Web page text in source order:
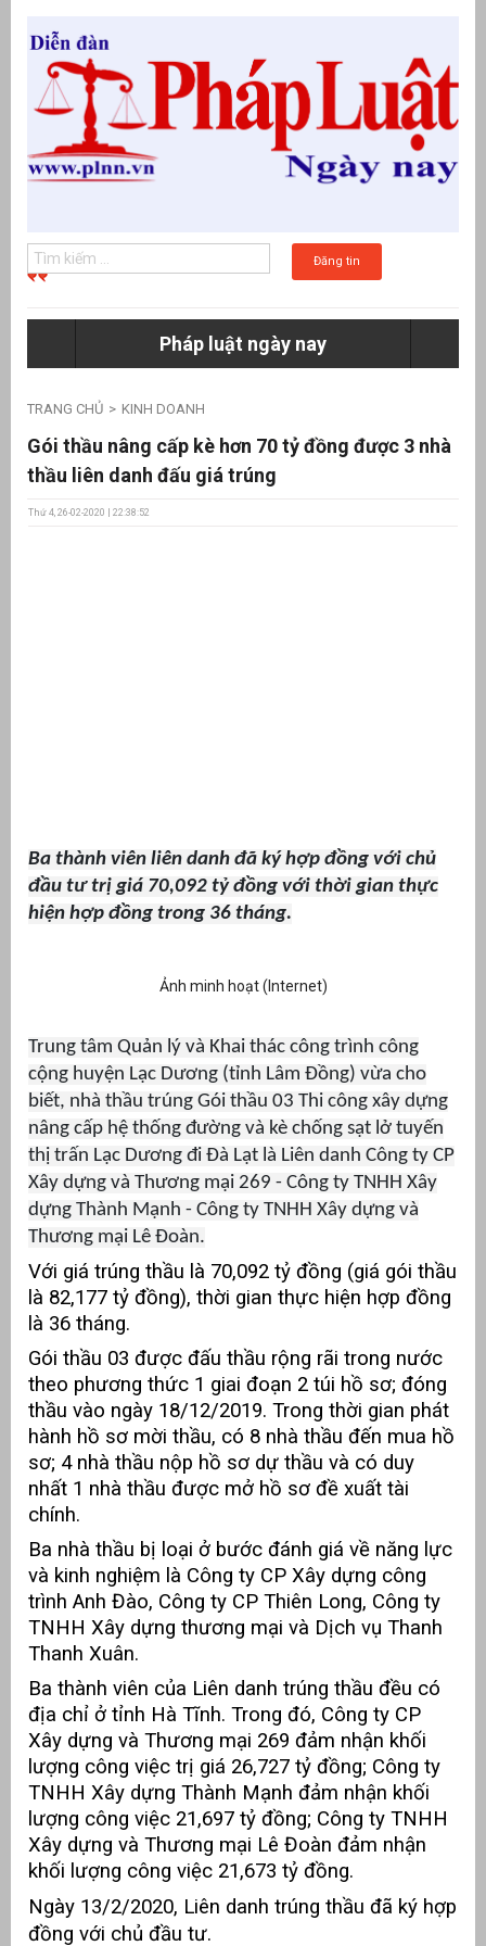
Đăng tin
Pháp luật ngày nay
TRANG CHỦ KINH DOANH
Gói thầu nâng cấp kè hơn 70 tỷ đồng được 3 nhà
thầu liên danh đấu giá trúng
Thứ 4, 26-02-2020 | 22:38:52
Ba thành viên liên danh đã ký hợp đồng với chủ
đầu tư trị giá 70,092 tỷ đồng với thời gian thực
hiện hợp đồng trong 36 tháng.
Ảnh minh hoạt (Internet)
Trung tâm Quản lý và Khai thác công trình công
cộng huyện Lạc Dương (tỉnh Lâm Đồng) vừa cho
biết, nhà thầu trúng Gói thầu 03 Thi công xây dựng
nâng cấp hệ thống đường và kè chống sạt lở tuyến
thị trấn Lạc Dương đi Đà Lạt là Liên danh Công ty CP
Xây dựng và Thương mại 269 - Công ty TNHH Xây
dựng Thành Mạnh - Công ty TNHH Xây dựng và
Thương mại Lê Đoàn.
Với giá trúng thầu là 70,092 tỷ đồng (giá gói thầu
là 82,177 tỷ đồng), thời gian thực hiện hợp đồng
là 36 tháng.
Gói thầu 03 được đấu thầu rộng rãi trong nước
theo phương thức 1 giai đoạn 2 túi hồ sơ; đóng
thầu vào ngày 18/12/2019. Trong thời gian phát
hành hồ sơ mời thầu, có 8 nhà thầu đến mua hồ
sơ; 4 nhà thầu nộp hồ sơ dự thầu và có duy
nhất 1 nhà thầu được mở hồ sơ đề xuất tài
chính.
Ba nhà thầu bị loại ở bước đánh giá về năng lực
và kinh nghiệm là Công ty CP Xây dựng công
trình Anh Đào, Công ty CP Thiên Long, Công ty
TNHH Xây dựng thương mại và Dịch vụ Thanh
Thanh Xuân.
Ba thành viên của Liên danh trúng thầu đều có
địa chỉ ở tỉnh Hà Tĩnh. Trong đó, Công ty CP
Xây dựng và Thương mại 269 đảm nhận khối
lượng công việc trị giá 26,727 tỷ đồng; Công ty
TNHH Xây dựng Thành Mạnh đảm nhận khối
lượng công việc 21,697 tỷ đồng; Công ty TNHH
Xây dựng và Thương mại Lê Đoàn đảm nhận
khối lượng công việc 21,673 tỷ đồng.
Ngày 13/2/2020, Liên danh trúng thầu đã ký hợp
đồng với chủ đầu tư.